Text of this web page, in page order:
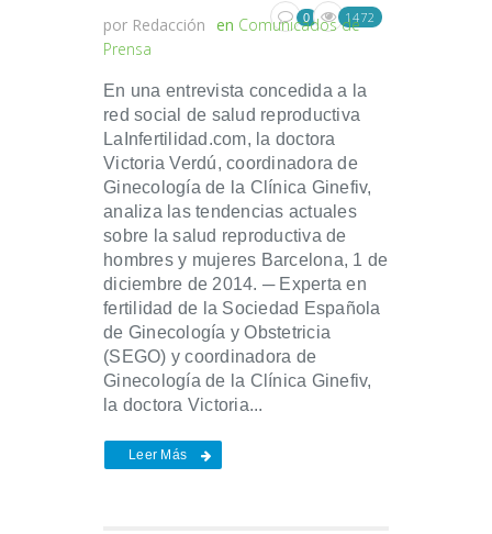
por Redacción en Comunicados de
Prensa
0 1472
En una entrevista concedida a la
red social de salud reproductiva
LaInfertilidad.com, la doctora
Victoria Verdú, coordinadora de
Ginecología de la Clínica Ginefiv,
analiza las tendencias actuales
sobre la salud reproductiva de
hombres y mujeres Barcelona, 1 de
diciembre de 2014. ─ Experta en
fertilidad de la Sociedad Española
de Ginecología y Obstetricia
(SEGO) y coordinadora de
Ginecología de la Clínica Ginefiv,
la doctora Victoria...
Leer Más